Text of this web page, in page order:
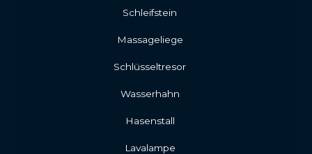
Schleifstein
Massageliege
Schlüsseltresor
Wasserhahn
Hasenstall
Lavalampe